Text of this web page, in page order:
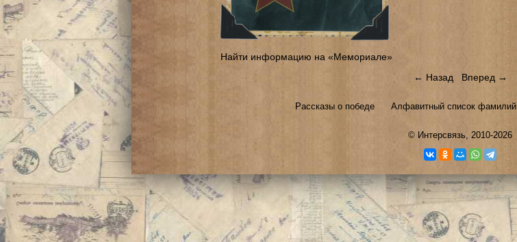
Найти информацию на «Мемориале»
← Назад Вперед →
Рассказы о победе Алфавитный список фамилий
© Интерсвязь, 2010-2026